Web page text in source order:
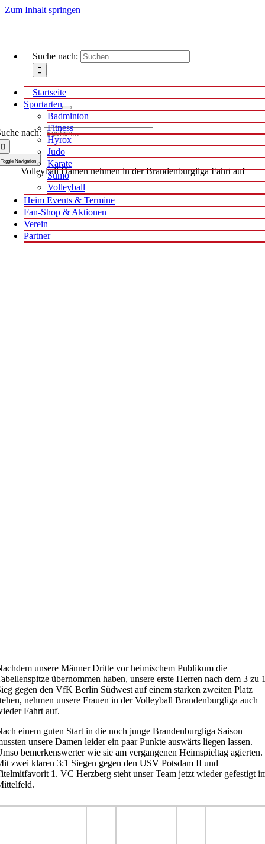
Zum Inhalt springen
nach:
Toggle Navigation
Startseite
Sportarten
Badminton
Fitness
Hyrox
Judo
Karate
Sumo
Volleyball
Heim Events & Termine
Fan-Shop & Aktionen
Verein
Partner
Suche nach:
Volleyball Damen nehmen in der Brandenburgliga Fahrt auf
unsere Männer Dritte vor heimischem Publikum die
übernommen haben, unsere erste Herren nach dem 3 zu
gegen den VfK Berlin Südwest auf einem starken zweiten Platz
nehmen unsere Frauen in der Volleyball Brandenburgliga auch
Fahrt auf.
einem guten Start in die noch junge Brandenburgliga Saison
unsere Damen leider ein paar Punkte auswärts liegen lassen.
bemerkenswerter wie sie am vergangenen Heimspieltag agierten.
zwei klaren 3:1 Siegen gegen den USV Potsdam II und
1. VC Herzberg steht unser Team jetzt wieder gefestigt